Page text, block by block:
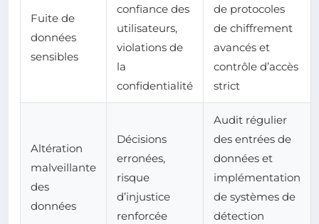
Fuite de
données
sensibles
confiance des
utilisateurs,
violations de
la
confidentialité
de protocoles
de chiffrement
avancés et
contrôle d’accès
strict
Altération
malveillante
des
données
Décisions
erronées,
risque
d’injustice
renforcée
Audit régulier
des entrées de
données et
implémentation
de systèmes de
détection